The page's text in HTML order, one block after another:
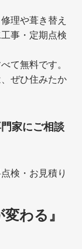
理や葺き替え
事・定期点検
て無料です。
ぜひ住みたか
家にご相談
検・お見積り
わる』